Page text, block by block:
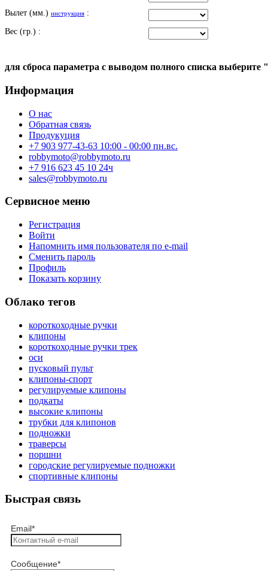
Вылет (мм.) инструкция :
Вес (гр.) :
для сброса параметра с выводом полного списка
Информация
О нас
Обратная связь
Продукуция
+7 903 977-43-63 10:00 - 00:00 пн.вс.
robbymoto@robbymoto.ru
+7 916 623 45 10 24ч
sales@robbymoto.ru
Сервисное меню
Регистрация
Войти
Напомнить имя пользователя по e-mail
Сменить пароль
Профиль
Показать корзину
Облако тегов
короткоходные ручки
клипоны
короткоходные ручки трек
оси
пусковый пульт
клипоны-спорт
регулируемые клипоны
подкаты
высокие клипоны
трубки для клипонов
подножки
траверсы
поршни
городские регулируемые подножки
спортивные клипоны
Быстрая связь
Email*
Сообщение*